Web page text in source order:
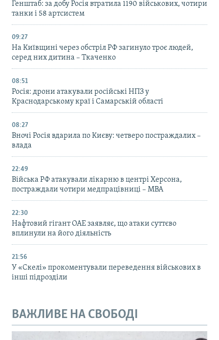
Генштаб: за добу Росія втратила 1190 військових, чотири
танки і 58 артсистем
09:27
На Київщині через обстріл РФ загинуло троє людей,
серед них дитина – Ткаченко
08:51
Росія: дрони атакували російські НПЗ у
Краснодарському краї і Самарській області
08:27
Вночі Росія вдарила по Києву: четверо постраждалих –
влада
22:49
Війська РФ атакували лікарню в центрі Херсона,
постраждали чотири медпрацівниці – МВА
22:30
Нафтовий гігант ОАЕ заявляє, що атаки суттєво
вплинули на його діяльність
21:56
У «Скелі» прокоментували переведення військових в
інші підрозділи
ВАЖЛИВЕ НА СВОБОДІ